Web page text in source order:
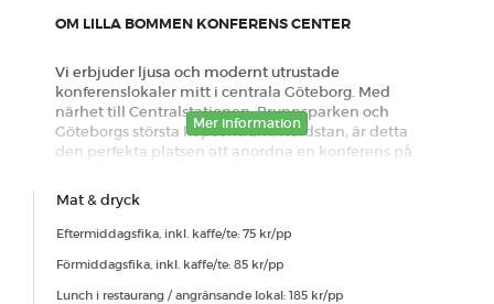
OM LILLA BOMMEN KONFERENS CENTER
Vi erbjuder ljusa och modernt utrustade
konferenslokaler mitt i centrala Göteborg. Med
närhet till Centralstationen, Brunnsparken och
Göteborgs största köpcentrum, Nordstan, är detta
den perfekta platsen att anordna en konferens på.
dataprojektor, WiFi och ljudanläggning. Och
självklart så finns det även whiteboard, blädderblock
samt block och pennor till alla deltagare. När det
maten och den personliga servicen, så är vår
ambitionsnivå mycket hög. Vår konferensanläggning
Mer information
Mat & dryck
Eftermiddagsfika, inkl. kaffe/te: 75 kr/pp
Förmiddagsfika, inkl. kaffe/te: 85 kr/pp
Lunch i restaurang / angränsande lokal: 185 kr/pp